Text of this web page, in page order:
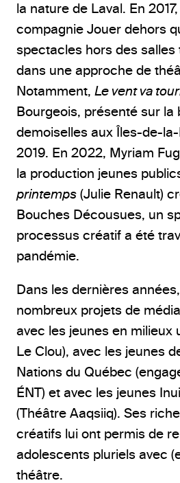
la nature de Laval. En
compagnie Jouer dehors
spectacles hors des salles
dans une approche de
Notamment, Le vent va
Bourgeois, présenté sur la
demoiselles aux Îles-de-
2019. En 2022, Myriam
la production jeunes
printemps (Julie Renault)
Bouches Décousues, un
processus créatif a été
pandémie.
Dans les dernières
nombreux projets de
avec les jeunes en milieux
Le Clou), avec les jeunes
Nations du Québec
ÉNT) et avec les jeunes
(Théâtre Aaqsiiq). Ses
créatifs lui ont permis de
adolescents pluriels avec
théâtre.